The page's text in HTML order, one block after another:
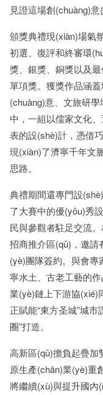
見證這場創(chuàng)意
頒獎典禮現(xiàn)場氣
初選、復評和終審環
獎、銀獎、銅獎以及
單項獎。獲獎作品涵
(chuàng)意、文旅研
中，一組以儒家文化
表的設(shè)計，憑借
現(xiàn)了濟寧千年文
思路。
典禮期間還專門設
了大賽中的優(yōu)秀
民與參觀者駐足交流
招商推介區(qū)，邀請
(yè)團隊簽約。與會
寧水土、古老工藝的
業(yè)鏈上下游協(xié)
正賦能“東方圣城”城
圈”打造。
高新區(qū)擔負起疊加
原生產(chǎn)業(yè)重
將繼續(xù)與提升國內